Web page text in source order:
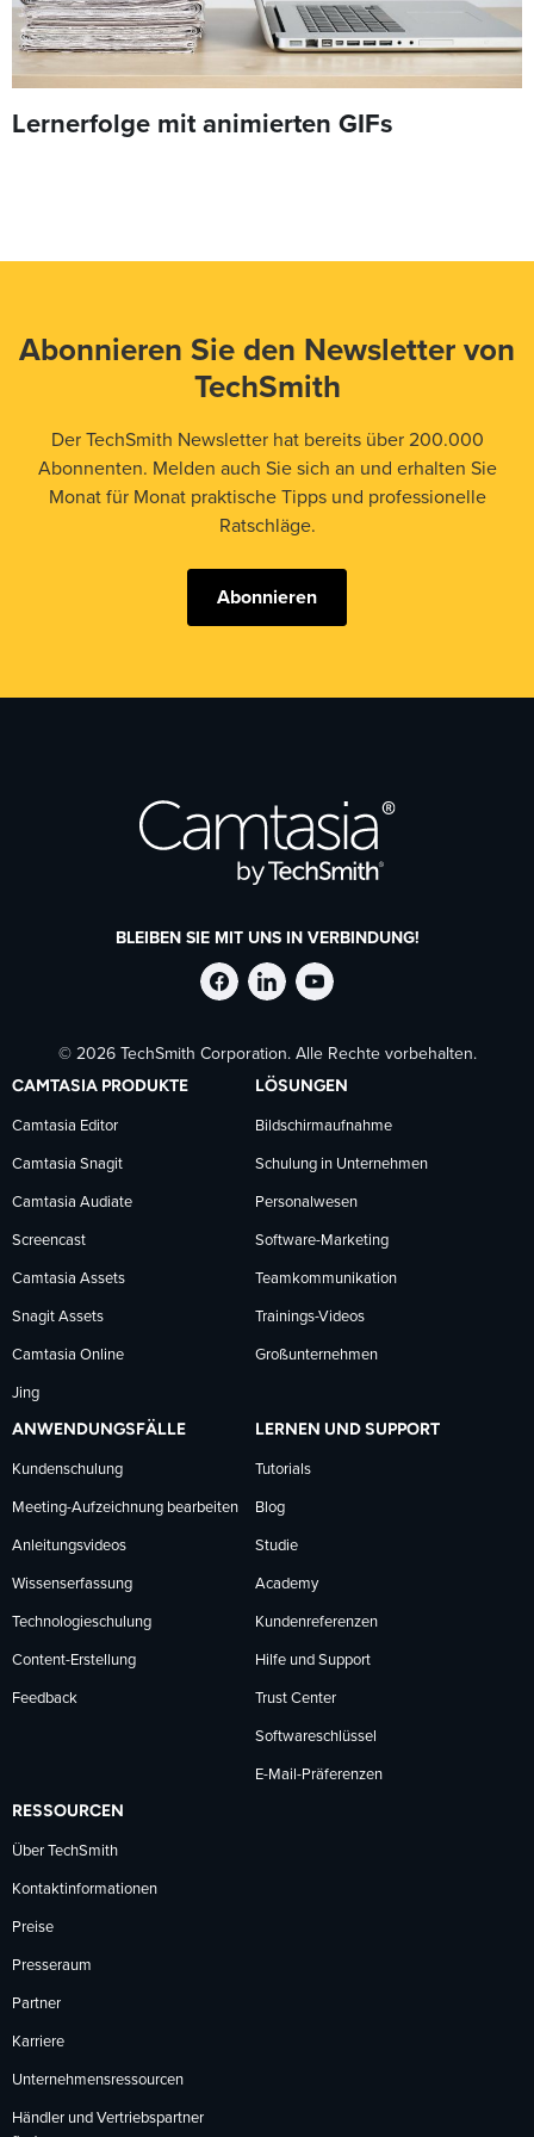
Lernerfolge mit animierten GIFs
Abonnieren Sie den Newsletter von
TechSmith
Der TechSmith Newsletter hat bereits über 200.000
Abonnenten. Melden auch Sie sich an und erhalten Sie
Monat für Monat praktische Tipps und professionelle
Ratschläge.
Abonnieren
BLEIBEN SIE MIT UNS IN VERBINDUNG!
TechSmith
auf
Facebook
folgen
TechSmith
auf
LinkedIn
folgen
TechSmith
auf
YouTube
folgen
© 2026 TechSmith Corporation. Alle Rechte vorbehalten.
CAMTASIA PRODUKTE
Camtasia Editor
Camtasia Snagit
Camtasia Audiate
Screencast
Camtasia Assets
Snagit Assets
Camtasia Online
Jing
LÖSUNGEN
Bildschirmaufnahme
Schulung in Unternehmen
Personalwesen
Software-Marketing
Teamkommunikation
Trainings-Videos
Großunternehmen
ANWENDUNGSFÄLLE
Kundenschulung
Meeting-Aufzeichnung bearbeiten
Anleitungsvideos
Wissenserfassung
Technologieschulung
Content-Erstellung
Feedback
LERNEN UND SUPPORT
Tutorials
Blog
Studie
Academy
Kundenreferenzen
Hilfe und Support
Trust Center
Softwareschlüssel
E-Mail-Präferenzen
RESSOURCEN
Über TechSmith
Kontaktinformationen
Preise
Presseraum
Partner
Karriere
Unternehmensressourcen
Händler und Vertriebspartner